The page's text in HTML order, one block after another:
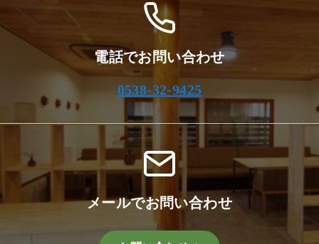
電話でお問い合わせ
0538-32-9425
メールでお問い合わせ